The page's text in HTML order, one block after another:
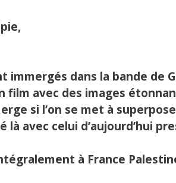
immergés dans la bande de
film avec des images
si l’on se met à
avec celui d’aujourd’hui
à France